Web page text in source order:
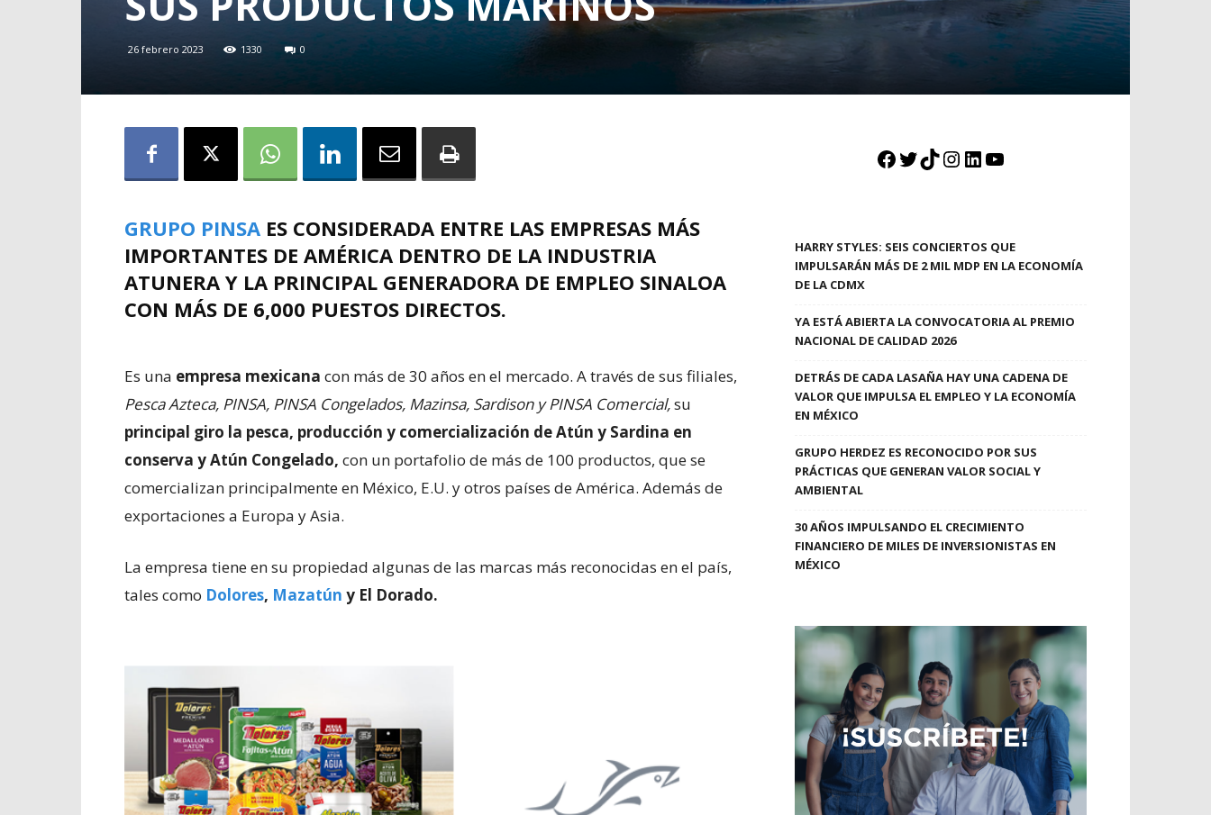
26 febrero 2023 1330 0
GRUPO PINSA ES CONSIDERADA ENTRE LAS EMPRESAS MÁS
IMPORTANTES DE AMÉRICA DENTRO DE LA INDUSTRIA
ATUNERA Y LA PRINCIPAL GENERADORA DE EMPLEO SINALOA
CON MÁS DE 6,000 PUESTOS DIRECTOS.
Es una empresa mexicana con más de 30 años en el mercado. A través de sus filiales,
Pesca Azteca, PINSA, PINSA Congelados, Mazinsa, Sardison y PINSA Comercial,su
principal giro la pesca, producción y comercialización de Atún y Sardina en
conserva y Atún Congelado, con un portafolio de más de 100 productos, que se
comercializan principalmente en México, E.U. y otros países de América. Además de
exportaciones a Europa y Asia.
La empresa tiene en su propiedad algunas de las marcas más reconocidas en el país,
tales como Dolores, Mazatún y El Dorado.
Facebook
Twitter
TikTok
Instagram
LinkedIn
YouTube
HARRY STYLES: SEIS CONCIERTOS QUE
IMPULSARÁN MÁS DE 2 MIL MDP EN LA ECONOMÍA
DE LA CDMX
YA ESTÁ ABIERTA LA CONVOCATORIA AL PREMIO
NACIONAL DE CALIDAD 2026
DETRÁS DE CADA LASAÑA HAY UNA CADENA DE
VALOR QUE IMPULSA EL EMPLEO Y LA ECONOMÍA
EN MÉXICO
GRUPO HERDEZ ES RECONOCIDO POR SUS
PRÁCTICAS QUE GENERAN VALOR SOCIAL Y
AMBIENTAL
30 AÑOS IMPULSANDO EL CRECIMIENTO
FINANCIERO DE MILES DE INVERSIONISTAS EN
MÉXICO